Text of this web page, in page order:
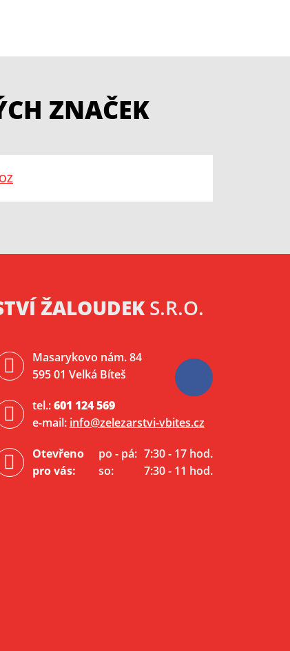
ZNAČEK
ŽALOUDEK S.R.O.
Masarykovo nám. 84
595 01 Velká Bíteš
tel.:601 124 569
e-mail: info@zelezarstvi-vbites.cz
Otevřeno
pro vás:
po - pá: 7:30 - 17 hod.
so:
7:30 - 11 hod.